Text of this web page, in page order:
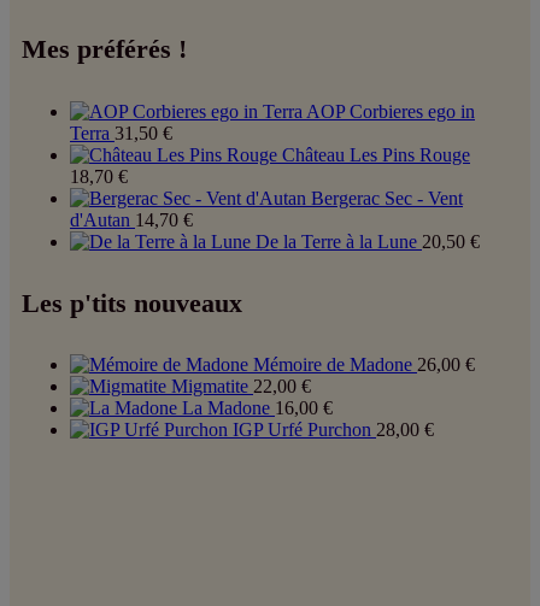
Mes préférés !
AOP Corbieres ego in
Terra 31,50 €
Château Les Pins Rouge
18,70 €
Bergerac Sec - Vent
d'Autan 14,70 €
De la Terre à la Lune 20,50 €
Les p'tits nouveaux
Mémoire de Madone 26,00 €
Migmatite 22,00 €
La Madone 16,00 €
IGP Urfé Purchon 28,00 €